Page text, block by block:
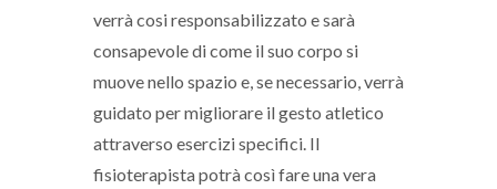
verrà cosi responsabilizzato e sarà
consapevole di come il suo corpo si
muove nello spazio e, se necessario, verrà
guidato per migliorare il gesto atletico
attraverso esercizi specifici. Il
fisioterapista potrà così fare una vera